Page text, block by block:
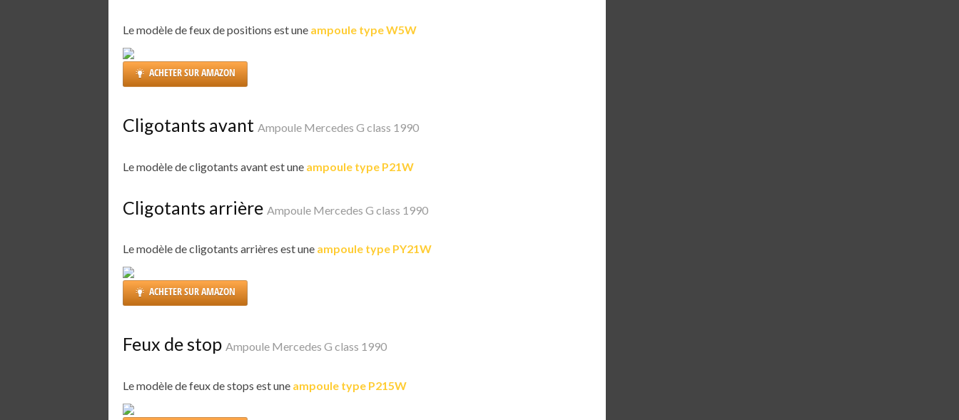
Le modèle de feux de positions est une ampoule type W5W
ACHETER SUR AMAZON
Cligotants avant Ampoule Mercedes G class 1990
Le modèle de cligotants avant est une ampoule type P21W
Cligotants arrière Ampoule Mercedes G class 1990
Le modèle de cligotants arrières est une ampoule type PY21W
ACHETER SUR AMAZON
Feux de stop Ampoule Mercedes G class 1990
Le modèle de feux de stops est une ampoule type P215W